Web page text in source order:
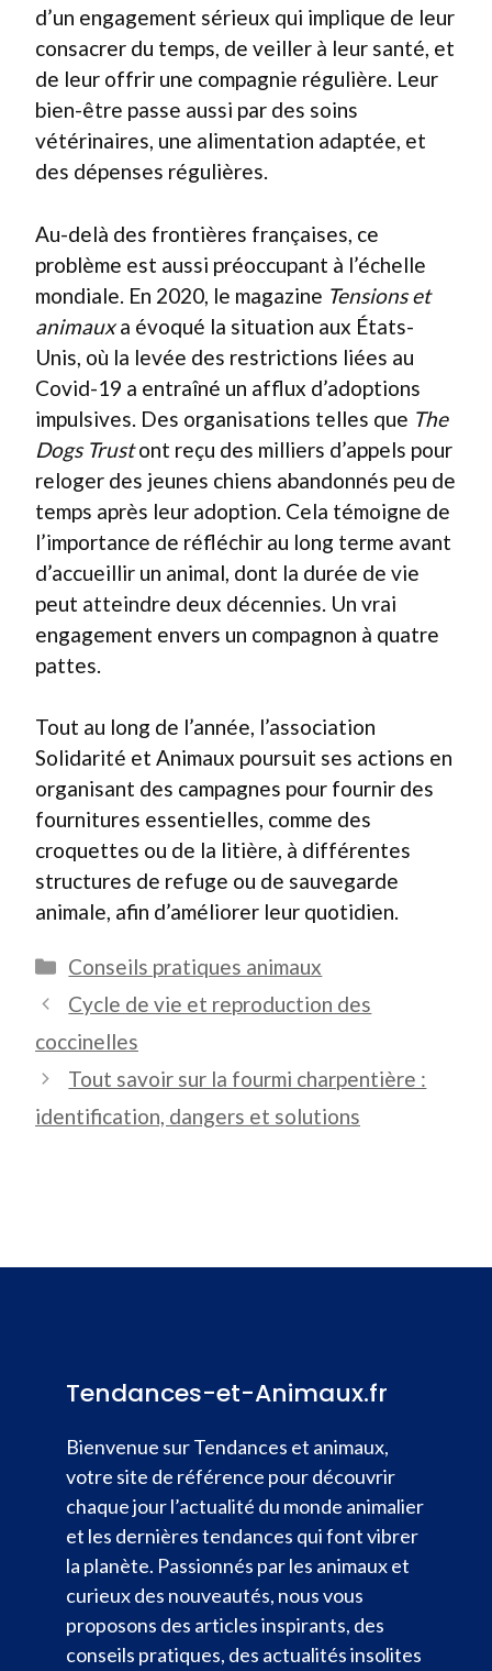
d’un engagement sérieux qui implique de leur
consacrer du temps, de veiller à leur santé, et
de leur offrir une compagnie régulière. Leur
bien-être passe aussi par des soins
vétérinaires, une alimentation adaptée, et
des dépenses régulières.
Au-delà des frontières françaises, ce
problème est aussi préoccupant à l’échelle
mondiale. En 2020, le magazine Tensions et
animauxa évoqué la situation aux États-
Unis, où la levée des restrictions liées au
Covid-19 a entraîné un afflux d’adoptions
impulsives. Des organisations telles que The
Dogs Trustont reçu des milliers d’appels pour
reloger des jeunes chiens abandonnés peu de
temps après leur adoption. Cela témoigne de
l’importance de réfléchir au long terme avant
d’accueillir un animal, dont la durée de vie
peut atteindre deux décennies. Un vrai
engagement envers un compagnon à quatre
pattes.
Tout au long de l’année, l’association
Solidarité et Animaux poursuit ses actions en
organisant des campagnes pour fournir des
fournitures essentielles, comme des
croquettes ou de la litière, à différentes
structures de refuge ou de sauvegarde
animale, afin d’améliorer leur quotidien.
Catégories
Conseils pratiques animaux
Cycle de vie et reproduction des
coccinelles
Tout savoir sur la fourmi charpentière :
identification, dangers et solutions
Tendances-et-Animaux.fr
Bienvenue sur Tendances et animaux,
votre site de référence pour découvrir
chaque jour l’actualité du monde animalier
et les dernières tendances qui font vibrer
la planète. Passionnés par les animaux et
curieux des nouveautés, nous vous
proposons des articles inspirants, des
conseils pratiques, des actualités insolites